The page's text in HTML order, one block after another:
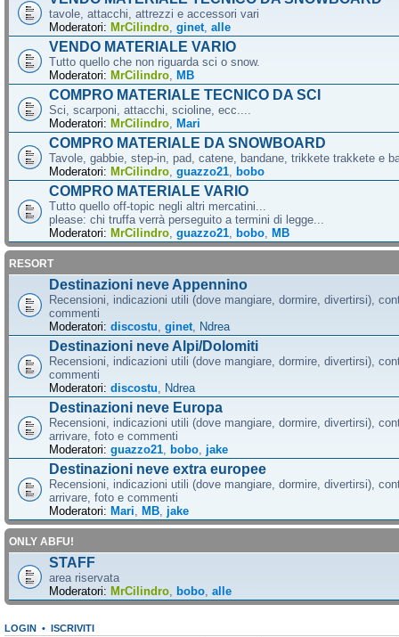
tavole, attacchi, attrezzi e accessori vari
Moderatori: MrCilindro ginet alle
VENDO MATERIALE VARIO
Tutto quello che non riguarda sci o snow.
Moderatori: MrCilindro MB
COMPRO MATERIALE TECNICO DA SCI
Sci, scarponi, attacchi, scioline, ecc....
Moderatori: MrCilindro Mari
COMPRO MATERIALE DA SNOWBOARD
Tavole, gabbie, step-in, pad, catene, bandane, trikkete trakkete e
Moderatori: MrCilindro guazzo21 bobo
COMPRO MATERIALE VARIO
Tutto quello off-topic negli altri mercatini...
please: chi truffa verrà perseguito a termini di legge...
Moderatori: MrCilindro guazzo21 bobo MB
RESORT
Destinazioni neve Appennino
Recensioni, indicazioni utili (dove mangiare, dormire, divertirsi),
commenti
Moderatori: discostu ginet Ndrea
Destinazioni neve Alpi/Dolomiti
Recensioni, indicazioni utili (dove mangiare, dormire, divertirsi),
commenti
Moderatori: discostu Ndrea
Destinazioni neve Europa
Recensioni, indicazioni utili (dove mangiare, dormire, divertirsi),
arrivare, foto e commenti
Moderatori: guazzo21 bobo jake
Destinazioni neve extra europee
Recensioni, indicazioni utili (dove mangiare, dormire, divertirsi),
arrivare, foto e commenti
Moderatori: Mari MB jake
ONLY ABFU!
STAFF
area riservata
Moderatori: MrCilindro bobo alle
LOGIN • ISCRIVITI